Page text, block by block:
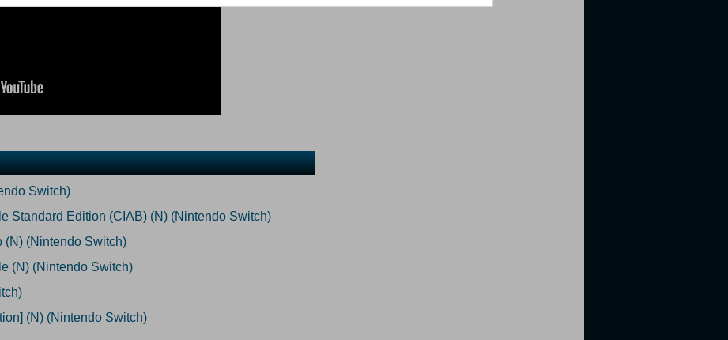
Switch)
Standard Edition (CIAB) (N) (Nintendo Switch)
(N) (Nintendo Switch)
(N) (Nintendo Switch)
(N) (Nintendo Switch)